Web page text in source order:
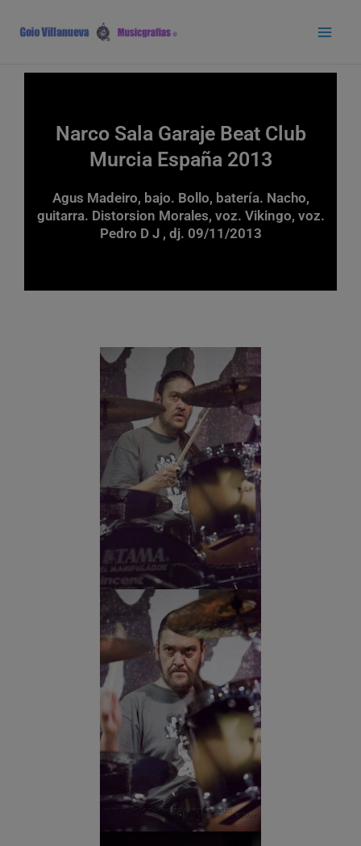
contenido
Narco Sala Garaje Beat Club
Murcia España 2013
Agus Madeiro, bajo. Bollo, batería. Nacho,
guitarra. Distorsion Morales, voz. Vikingo, voz.
Pedro D J , dj. 09/11/2013